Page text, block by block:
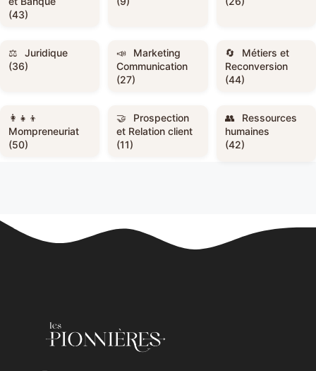
(43)
Juridique
(36)
Marketing
Communication
(27)
Métiers et
Reconversion
(44)
Mompreneuriat
(50)
Prospection
et Relation client
(11)
Ressources
humaines
(42)